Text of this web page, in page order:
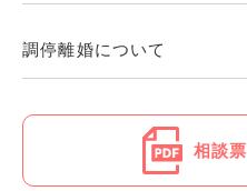
調停離婚について
相談